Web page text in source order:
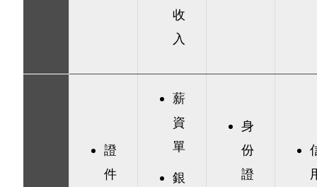
收
入
證
件
薪
資
單
銀
身
份
證